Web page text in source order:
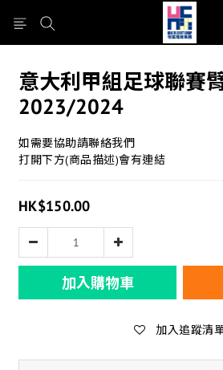
意大利甲組足球聯賽
2023/2024
如需要協助請聯絡我們
打開下方(商品描述)會有連結
HK$150.00
加入購物車
加入追蹤清